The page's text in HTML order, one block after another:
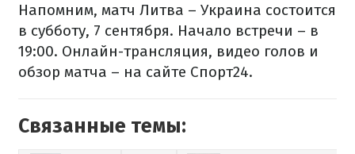
Напомним, матч Литва – Украина состоится
в субботу, 7 сентября. Начало встречи – в
19:00. Онлайн-трансляция, видео голов и
обзор матча – на сайте Спорт24.
Связанные темы: